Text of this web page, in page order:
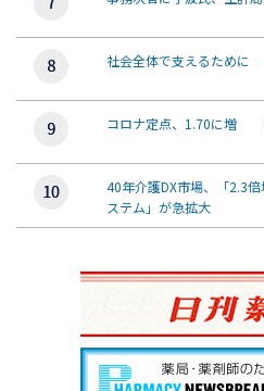
社会全体で支えるために
コロナ定点、1.70に増
40年介護DX市場、「2.3
ステム」が急拡大